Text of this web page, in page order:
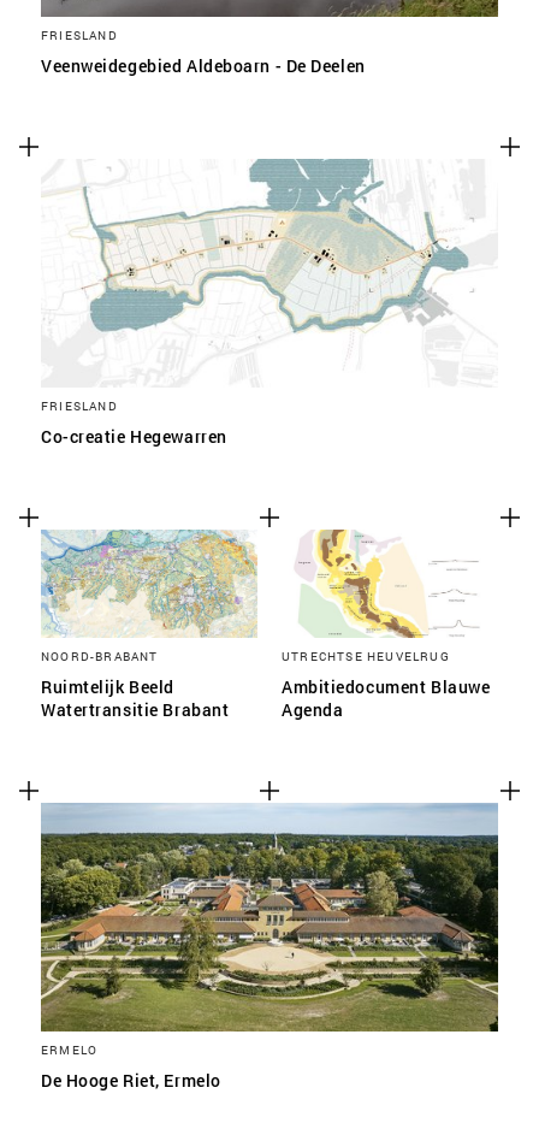
FRIESLAND
Veenweidegebied Aldeboarn - De Deelen
FRIESLAND
Co-creatie Hegewarren
NOORD-BRABANT
Ruimtelijk Beeld
Watertransitie Brabant
UTRECHTSE HEUVELRUG
Ambitiedocument Blauwe
Agenda
ERMELO
De Hooge Riet, Ermelo